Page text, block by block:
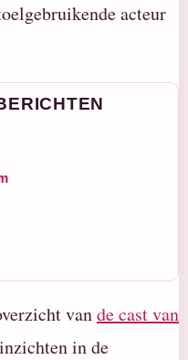
acteur
vande cast van
in de